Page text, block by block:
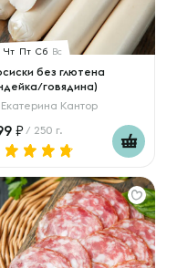
Чт Пт Сб Вс
без глютена
говядина)
Екатерина Кантор
/ 250 г.